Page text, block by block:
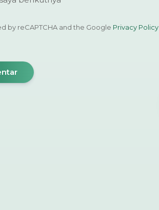
by reCAPTCHA and the Google Privacy Policy